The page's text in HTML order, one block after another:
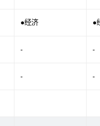
●经济 ●
- -
- -